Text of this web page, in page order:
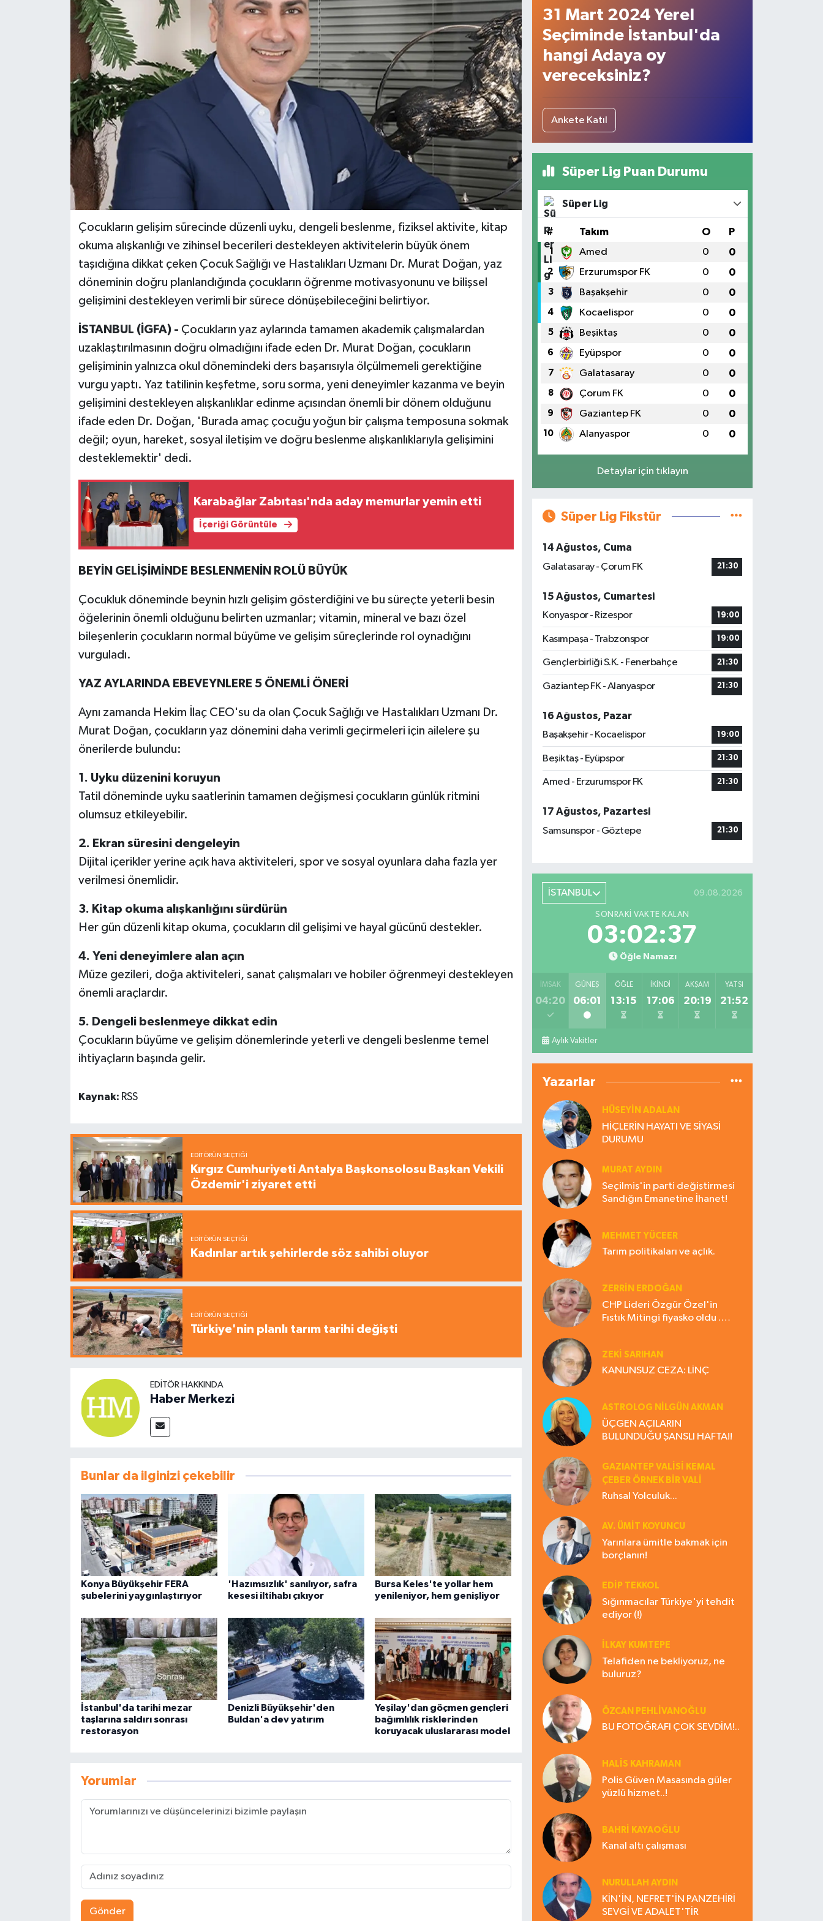
Çocukların gelişim sürecinde düzenli uyku, dengeli beslenme, fiziksel aktivite, kitap
okuma alışkanlığı ve zihinsel becerileri destekleyen aktivitelerin büyük önem
taşıdığına dikkat çeken Çocuk Sağlığı ve Hastalıkları Uzmanı Dr. Murat Doğan, yaz
döneminin doğru planlandığında çocukların öğrenme motivasyonunu ve bilişsel
gelişimini destekleyen verimli bir sürece dönüşebileceğini belirtiyor.
İSTANBUL (İGFA) - Çocukların yaz aylarında tamamen akademik çalışmalardan
uzaklaştırılmasının doğru olmadığını ifade eden Dr. Murat Doğan, çocukların
gelişiminin yalnızca okul dönemindeki ders başarısıyla ölçülmemeli gerektiğine
vurgu yaptı. Yaz tatilinin keşfetme, soru sorma, yeni deneyimler kazanma ve beyin
gelişimini destekleyen alışkanlıklar edinme açısından önemli bir dönem olduğunu
ifade eden Dr. Doğan, 'Burada amaç çocuğu yoğun bir çalışma temposuna sokmak
değil; oyun, hareket, sosyal iletişim ve doğru beslenme alışkanlıklarıyla gelişimini
desteklemektir' dedi.
Karabağlar Zabıtası'nda aday memurlar yemin etti
İçeriği Görüntüle
BEYİN GELİŞİMİNDE BESLENMENİN ROLÜ BÜYÜK
Çocukluk döneminde beynin hızlı gelişim gösterdiğini ve bu süreçte yeterli besin
öğelerinin önemli olduğunu belirten uzmanlar; vitamin, mineral ve bazı özel
bileşenlerin çocukların normal büyüme ve gelişim süreçlerinde rol oynadığını
vurguladı.
YAZ AYLARINDA EBEVEYNLERE 5 ÖNEMLİ ÖNERİ
Aynı zamanda Hekim İlaç CEO'su da olan Çocuk Sağlığı ve Hastalıkları Uzmanı Dr.
Murat Doğan, çocukların yaz dönemini daha verimli geçirmeleri için ailelere şu
önerilerde bulundu:
1. Uyku düzenini koruyun
Tatil döneminde uyku saatlerinin tamamen değişmesi çocukların günlük ritmini
olumsuz etkileyebilir.
2. Ekran süresini dengeleyin
Dijital içerikler yerine açık hava aktiviteleri, spor ve sosyal oyunlara daha fazla yer
verilmesi önemlidir.
3. Kitap okuma alışkanlığını sürdürün
Her gün düzenli kitap okuma, çocukların dil gelişimi ve hayal gücünü destekler.
4. Yeni deneyimlere alan açın
Müze gezileri, doğa aktiviteleri, sanat çalışmaları ve hobiler öğrenmeyi destekleyen
önemli araçlardır.
5. Dengeli beslenmeye dikkat edin
Çocukların büyüme ve gelişim dönemlerinde yeterli ve dengeli beslenme temel
ihtiyaçların başında gelir.
Kaynak: RSS
EDITÖRÜN SEÇTIĞI
Kırgız Cumhuriyeti Antalya Başkonsolosu Başkan Vekili
Özdemir'i ziyaret etti
EDITÖRÜN SEÇTIĞI
Kadınlar artık şehirlerde söz sahibi oluyor
EDITÖRÜN SEÇTIĞI
Türkiye'nin planlı tarım tarihi değişti
EDITÖR HAKKINDA
Haber Merkezi
Bunlar da ilginizi çekebilir
Konya Büyükşehir FERA
şubelerini yaygınlaştırıyor
'Hazımsızlık' sanılıyor, safra
kesesi iltihabı çıkıyor
Bursa Keles'te yollar hem
yenileniyor, hem genişliyor
İstanbul'da tarihi mezar
taşlarına saldırı sonrası
restorasyon
Denizli Büyükşehir'den
Buldan'a dev yatırım
Yeşilay'dan göçmen gençleri
bağımlılık risklerinden
koruyacak uluslararası model
Yorumlar
Gönder
31 Mart 2024 Yerel
Seçiminde İstanbul'da
hangi Adaya oy
vereceksiniz?
Ankete Katıl
Süper Lig Puan Durumu
Süper Lig
# Takım O P
1 Amed 0 0
2 Erzurumspor FK 0 0
3 Başakşehir 0 0
4 Kocaelispor 0 0
5 Beşiktaş 0 0
6 Eyüpspor 0 0
7 Galatasaray 0 0
8 Çorum FK 0 0
9 Gaziantep FK 0 0
10 Alanyaspor 0 0
Detaylar için tıklayın
Süper Lig Fikstür
14 Ağustos, Cuma
Galatasaray - Çorum FK
21:30
15 Ağustos, Cumartesi
Konyaspor - Rizespor
19:00
Kasımpaşa - Trabzonspor 19:00
Gençlerbirliği S.K. - Fenerbahçe 21:30
Gaziantep FK - Alanyaspor 21:30
16 Ağustos, Pazar
Başakşehir - Kocaelispor
19:00
Beşiktaş - Eyüpspor 21:30
Amed - Erzurumspor FK 21:30
17 Ağustos, Pazartesi
Samsunspor - Göztepe
21:30
İSTANBUL 09.08.2026
SONRAKI VAKTE KALAN
03:02:36
Öğle Namazı
İMSAK
04:20
GÜNEŞ
06:01
ÖĞLE
13:15
İKINDI
17:06
AKŞAM
20:19
YATSI
21:52
Aylık Vakitler
Yazarlar
HÜSEYIN ADALAN
HİÇLERİN HAYATI VE SİYASİ
DURUMU
MURAT AYDIN
Seçilmiş'in parti değiştirmesi
Sandığın Emanetine İhanet!
MEHMET YÜCEER
Tarım politikaları ve açlık.
ZERRIN ERDOĞAN
CHP Lideri Özgür Özel'in
Fıstık Mitingi fiyasko oldu .
ZEKI SARIHAN
KANUNSUZ CEZA: LİNÇ
ASTROLOG NILGÜN AKMAN
ÜÇGEN AÇILARIN
BULUNDUĞU ŞANSLI HAFTA!!
GAZIANTEP VALISI KEMAL
ÇEBER ÖRNEK BİR VALİ
Ruhsal Yolculuk...
AV. ÜMIT KOYUNCU
Yarınlara ümitle bakmak için
borçlanın!
EDIP TEKKOL
Sığınmacılar Türkiye'yi tehdit
ediyor (!)
İLKAY KUMTEPE
Telafiden ne bekliyoruz, ne
buluruz?
ÖZCAN PEHLİVANOĞLU
BU FOTOĞRAFI ÇOK SEVDİM!..
HALIS KAHRAMAN
Polis Güven Masasında güler
yüzlü hizmet..!
BAHRI KAYAOĞLU
Kanal altı çalışması
NURULLAH AYDIN
KİN'İN, NEFRET'İN PANZEHİRİ
SEVGİ VE ADALET'TİR